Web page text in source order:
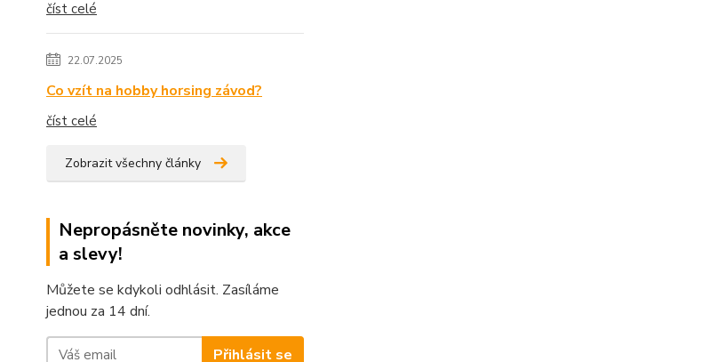
číst celé
22.07.2025
Co vzít na hobby horsing závod?
číst celé
Zobrazit všechny články
Nepropásněte novinky, akce
a slevy!
Můžete se kdykoli odhlásit. Zasíláme
jednou za 14 dní.
Přihlásit se